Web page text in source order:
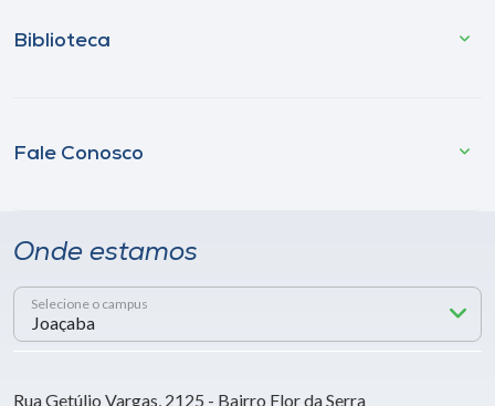
Biblioteca
Fale Conosco
Onde estamos
Selecione o campus
Rua Getúlio Vargas, 2125 - Bairro Flor da Serra